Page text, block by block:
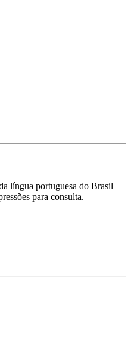
língua portuguesa do Brasil
para consulta.